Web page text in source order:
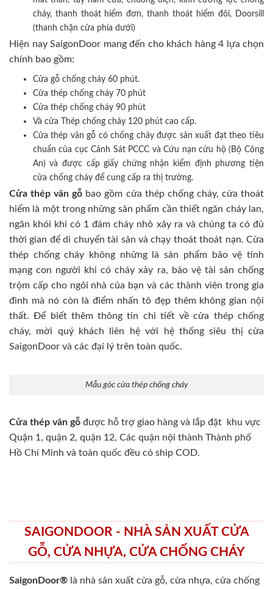
cháy, thanh thoát hiểm đơn, thanh thoát hiểm đôi, Doorsill
(thanh chặn cửa phía dưới)
Hiện nay SaigonDoor mang đến cho khách hàng 4 lựa chọn
chính bao gồm:
Cửa gỗ chống cháy 60 phút.
Cửa thép chống cháy 70 phút
Cửa thép chống cháy 90 phút
Và cửa Thép chống cháy 120 phút cao cấp.
Cửa thép vân gỗ có chống cháy được sản xuất đạt theo tiêu
chuẩn của cục Cảnh Sát PCCC và Cứu nạn cứu hộ (Bộ Công
An) và được cấp giấy chứng nhận kiểm định phương tiện
cửa chống cháy để cung cấp ra thị trường.
Cửa thép vân gỗ bao gồm cửa thép chống cháy, cửa thoát
hiểm là một trong những sản phẩm cần thiết ngăn cháy lan,
ngăn khói khi có 1 đám cháy nhỏ xảy ra và chúng ta có đủ
thời gian để di chuyển tài sản và chạy thoát thoát nạn. Cửa
thép chống cháy không những là sản phẩm bảo vệ tính
mạng con người khi có cháy xảy ra, bảo vệ tài sản chống
trộm cấp cho ngôi nhà của bạn và các thành viên trong gia
đình mà nó còn là điểm nhấn tô đẹp thêm không gian nội
thất. Để biết thêm thông tin chi tiết về cửa thép chống
cháy, mời quý khách liên hệ với hệ thống siêu thị cửa
SaigonDoor và các đại lý trên toàn quốc.
Mẫu góc cửa thép chống cháy
Cửa thép vân gỗ được hỗ trợ giao hàng và lắp đặt khu vực
Quận 1, quận 2, quận 12, Các quận nội thành Thành phố
Hồ Chí Minh và toàn quốc đều có ship COD.
SAIGONDOOR - NHÀ SẢN XUẤT CỬA
GỖ, CỬA NHỰA, CỬA CHỐNG CHÁY
SaigonDoor® là nhà sản xuất cửa gỗ, cửa nhựa, cửa chống